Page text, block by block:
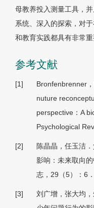
母教养投入测量工具，
系统、深入的探索，对
和教育实践都具有非常
参考文献
[1]
Bronfenbrenner
nuture
perspective：A
Psychological
[2]
陈晶晶，任玉洁
影响：未来取向
志，29（5）：6．
[3]
刘广增，张大均